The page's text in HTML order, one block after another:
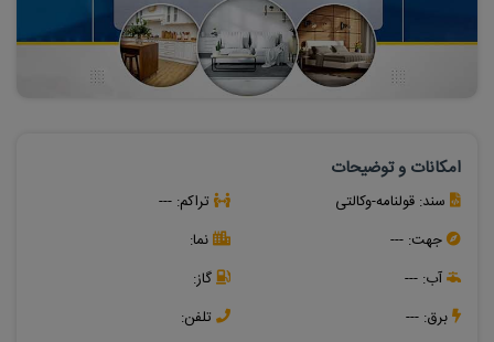
امکانات و توضیحات
سند: قولنامه-وکالتی تراکم: ---
جهت: ---
نما:
آب: ---
گاز:
برق: ---
تلفن: